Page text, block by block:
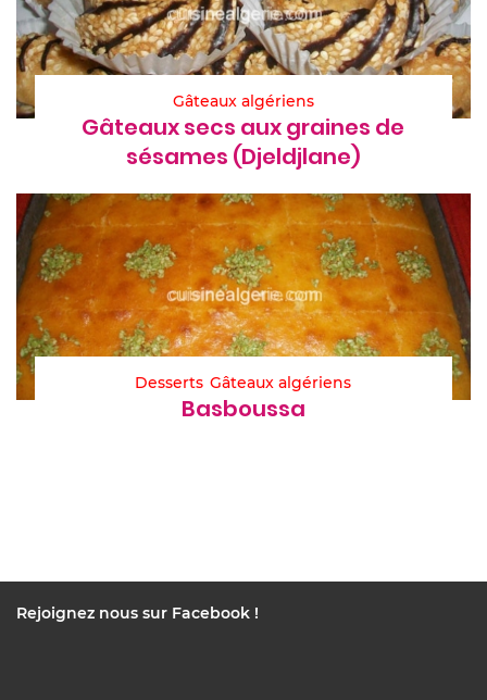
Gâteaux algériens
Gâteaux secs aux graines de
sésames (Djeldjlane)
Desserts Gâteaux algériens
Basboussa
Rejoignez nous sur Facebook !